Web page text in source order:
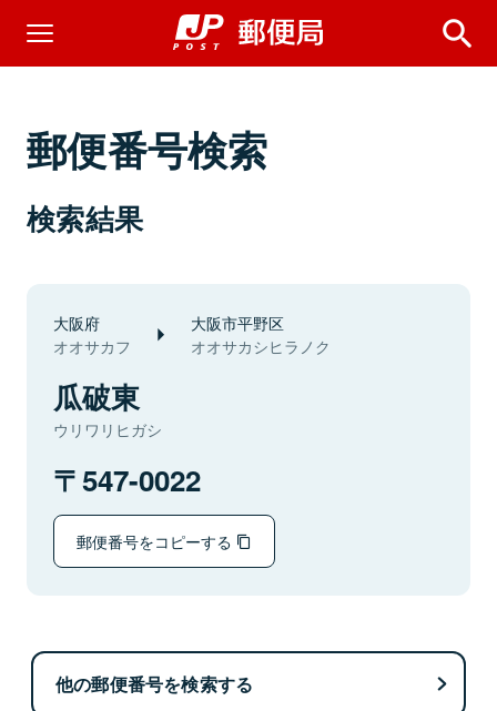
郵便番号検索
検索結果
大阪府
オオサカフ
大阪市平野区
オオサカシヒラノク
瓜破東
ウリワリヒガシ
547-0022
郵便番号をコピーする
他の郵便番号を検索する